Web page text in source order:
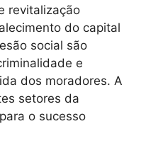
revitalização
do capital
social são
e
dos moradores. A
setores da
o sucesso